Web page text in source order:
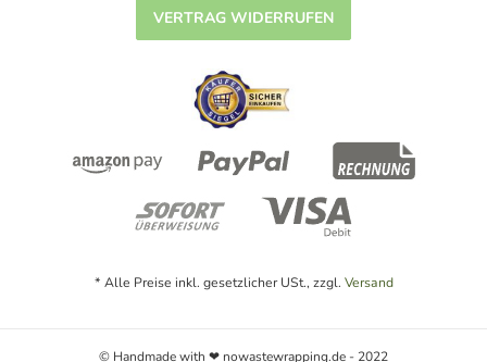
VERTRAG WIDERRUFEN
* Alle Preise inkl. gesetzlicher USt., zzgl. Versand
© Handmade with ❤ nowastewrapping.de - 2022